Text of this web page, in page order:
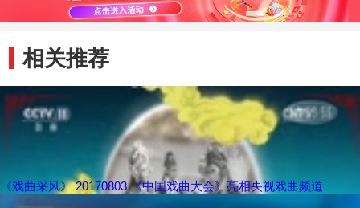
相关推荐
《戏曲采风》 20170803 《中国戏曲大会》亮相央视戏曲频道